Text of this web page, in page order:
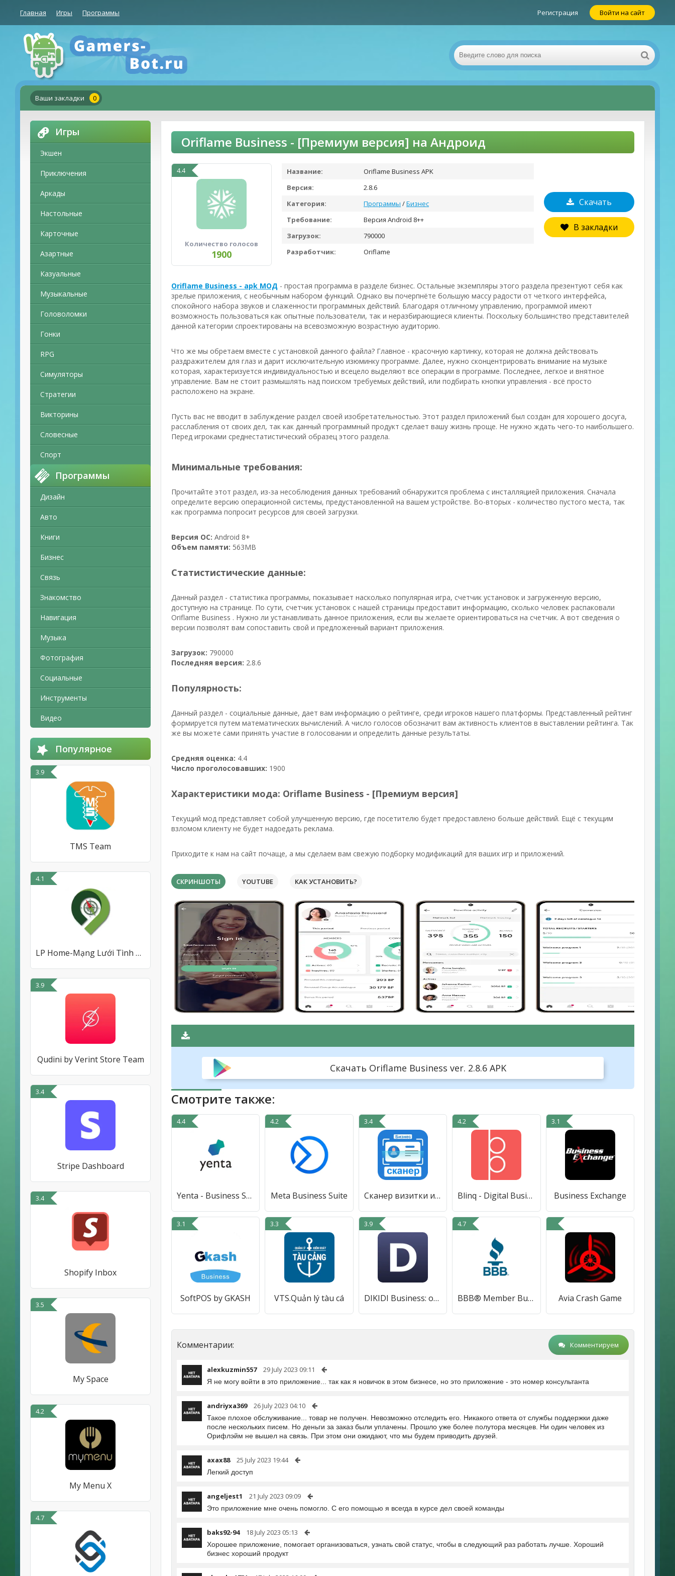
Главная Игры Программы Регистрация Войти на сайт
Ваши закладки 0
Игры
Экшен
Приключения
Аркады
Настольные
Карточные
Азартные
Казуальные
Музыкальные
Головоломки
Гонки
RPG
Симуляторы
Стратегии
Викторины
Словесные
Спорт
Программы
Дизайн
Авто
Книги
Бизнес
Связь
Знакомство
Навигация
Музыка
Фотография
Социальные
Инструменты
Видео
Популярное
3.9
TMS Team
4.1
LP Home-Mạng Lưới Tình Báo BĐS
3.9
Qudini by Verint Store Team
3.4
Stripe Dashboard
3.4
Shopify Inbox
3.5
My Space
4.2
My Menu X
4.7
Oriflame Business - [Премиум версия] на Андроид
4.4
Количество голосов
1900
Скачать
В закладки
Название:
Oriflame Business APK
Версия:
2.8.6
Категория:
Программы /Бизнес
Требование:
Версия Android 8++
Загрузок:
790000
Разработчик:
Oriflame
Oriflame Business - apk МОД - простая программа в разделе бизнес. Остальные экземпляры этого раздела презентуют себя как
зрелые приложения, с необычным набором функций. Однако вы почерпнёте большую массу радости от четкого интерфейса,
спокойного набора звуков и слаженности программных действий. Благодаря отличному управлению, программой имеют
возможность пользоваться как опытные пользователи, так и неразбирающиеся клиенты. Поскольку большинство представителей
данной категории спроектированы на всевозможную возрастную аудиторию.
Что же мы обретаем вместе с установкой данного файла? Главное - красочную картинку, которая не должна действовать
раздражителем для глаз и дарит исключительную изюминку программе. Далее, нужно сконцентрировать внимание на музыке
которая, характеризуется индивидуальностью и всецело выделяют все операции в программе. Последнее, легкое и внятное
управление. Вам не стоит размышлять над поиском требуемых действий, или подбирать кнопки управления - всё просто
расположено на экране.
Пусть вас не вводит в заблуждение раздел своей изобретательностью. Этот раздел приложений был создан для хорошего досуга,
расслабления от своих дел, так как данный программный продукт сделает вашу жизнь проще. Не нужно ждать чего-то наибольшего.
Перед игроками среднестатистический образец этого раздела.
Минимальные требования:
Прочитайте этот раздел, из-за несоблюдения данных требований обнаружится проблема с инсталляцией приложения. Сначала
определите версию операционной системы, предустановленной на вашем устройстве. Во-вторых - количество пустого места, так
как программа попросит ресурсов для своей загрузки.
Версия ОС: Android 8+
Объем памяти: 563MB
Статистистические данные:
Данный раздел - статистика программы, показывает насколько популярная игра, счетчик установок и загруженную версию,
доступную на странице. По сути, счетчик установок с нашей страницы предоставит информацию, сколько человек распаковали
Oriflame Business . Нужно ли устанавливать данное приложения, если вы желаете ориентироваться на счетчик. А вот сведения о
версии позволят вам сопоставить свой и предложенный вариант приложения.
Загрузок: 790000
Последняя версия: 2.8.6
Популярность:
Данный раздел - социальные данные, дает вам информацию о рейтинге, среди игроков нашего платформы. Представленный рейтинг
формируется путем математических вычислений. А число голосов обозначит вам активность клиентов в выставлении рейтинга. Так
же вы можете сами принять участие в голосовании и определить данные результаты.
Средняя оценка: 4.4
Число проголосовавших: 1900
Характеристики мода: Oriflame Business - [Премиум версия]
Текущий мод представляет собой улучшенную версию, где посетителю будет предоставлено больше действий. Ещё с текущим
взломом клиенту не будет надоедать реклама.
Приходите к нам на сайт почаще, а мы сделаем вам свежую подборку модификаций для ваших игр и приложений.
СКРИНШОТЫ YOUTUBE КАК УСТАНОВИТЬ?
Скачать Oriflame Business ver. 2.8.6 APK
Смотрите также:
4.4
Yenta - Business SNS for Real
4.2
Meta Business Suite
3.4
Cканер визитки и визитница
4.2
Blinq - Digital Business Card
3.1
Business Exchange
3.1
SoftPOS by GKASH
3.3
VTS.Quản lý tàu cá
3.9
DIKIDI Business: онлайн запись
4.7
BBB® Member Business Community Avia Crash Game
Комментарии: Комментируем
alexkuzmin557 29 July 2023 09:11
Я не могу войти в это приложение... так как я новичок в этом бизнесе, но это приложение - это номер консультанта
andriyxa369 26 July 2023 04:10
Такое плохое обслуживание... товар не получен. Невозможно отследить его. Никакого ответа от службы поддержки даже
после нескольких писем. Но деньги за заказ были уплачены. Прошло уже более полутора месяцев. Ни один человек из
Орифлэйм не вышел на связь. При этом они ожидают, что мы будем приводить друзей.
axax88 25 July 2023 19:44
Легкий доступ
angeljest1 21 July 2023 09:09
Это приложение мне очень помогло. С его помощью я всегда в курсе дел своей команды
baks92-94 18 July 2023 05:13
Хорошее приложение, помогает организоваться, узнать свой статус, чтобы в следующий раз работать лучше. Хороший
бизнес хороший продукт